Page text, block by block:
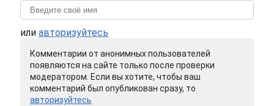
или авторизуйтесь
Комментарии от анонимных пользователей
появляются на сайте только после проверки
модератором. Если вы хотите, чтобы ваш
комментарий был опубликован сразу, то
авторизуйтесь